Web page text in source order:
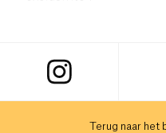
Terug naar het